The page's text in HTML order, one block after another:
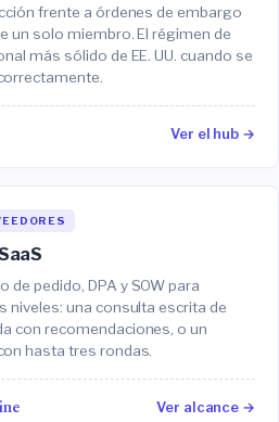
frente a órdenes de embargo
un solo miembro. El régimen de
más sólido de EE. UU. cuando se
Ver el hub →
de pedido, DPA y SOW para
niveles: una consulta escrita de
con recomendaciones, o un
hasta tres rondas.
Ver alcance →